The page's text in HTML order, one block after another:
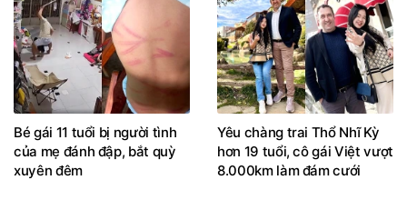
Bé gái 11 tuổi bị người tình
của mẹ đánh đập, bắt quỳ
xuyên đêm
Yêu chàng trai Thổ Nhĩ Kỳ
hơn 19 tuổi, cô gái Việt vượt
8.000km làm đám cưới